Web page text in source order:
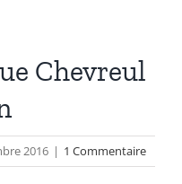
Chevreul
2016 | 1 Commentaire